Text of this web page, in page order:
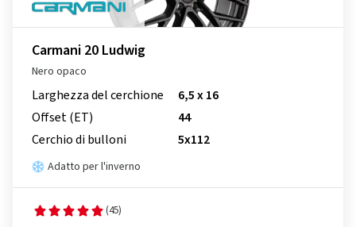
Carmani 20 Ludwig
Nero opaco
Larghezza del cerchione
6,5 x 16
Offset (ET)
44
Cerchio di bulloni
5x112
Adatto per l'inverno
(45)